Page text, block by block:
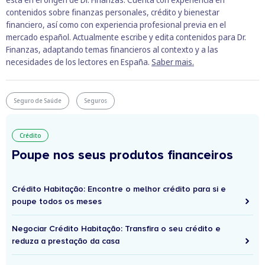
contenidos sobre finanzas personales, crédito y bienestar
financiero, así como con experiencia profesional previa en el
mercado español. Actualmente escribe y edita contenidos para Dr.
Finanzas, adaptando temas financieros al contexto y a las
necesidades de los lectores en España. Saber mais.
Seguro de Saúde Seguros
Crédito
Poupe nos seus produtos financeiros
Crédito Habitação: Encontre o melhor crédito para si e
poupe todos os meses
Negociar Crédito Habitação: Transfira o seu crédito e
reduza a prestação da casa